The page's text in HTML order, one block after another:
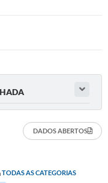
DADOS ABERTOS
TODAS AS CATEGORIAS